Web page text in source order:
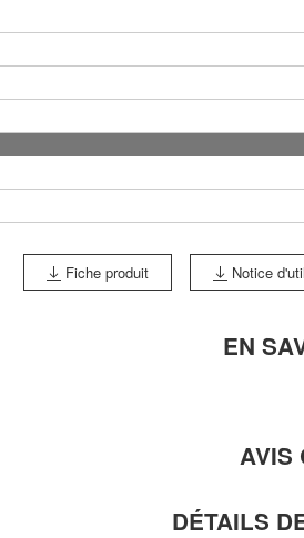
Fiche produit Notice
EN
AVIS
DÉTAILS